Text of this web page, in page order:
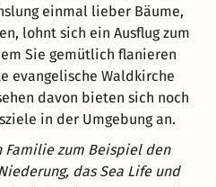
einmal lieber Bäume,
lohnt sich ein Ausflug zum
Sie gemütlich flanieren
evangelische Waldkirche
davon bieten sich noch
in der Umgebung an.
Familie zum Beispiel den
das Sea Life und